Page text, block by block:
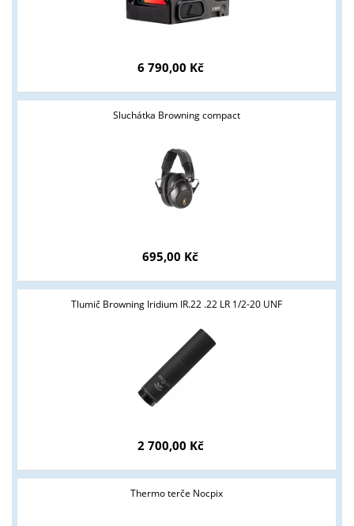
6 790,00 Kč
Sluchátka Browning compact
695,00 Kč
Tlumič Browning Iridium IR.22 .22 LR 1/2-20 UNF
2 700,00 Kč
Thermo terče Nocpix
ANO NE